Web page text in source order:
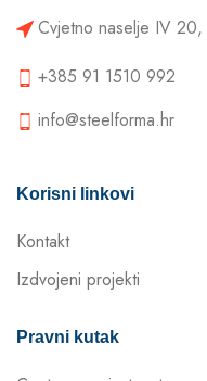
Cvjetno naselje IV
+385 91 1510 992
info@steelforma.hr
Korisni linkovi
Kontakt
Izdvojeni projekti
Pravni kutak